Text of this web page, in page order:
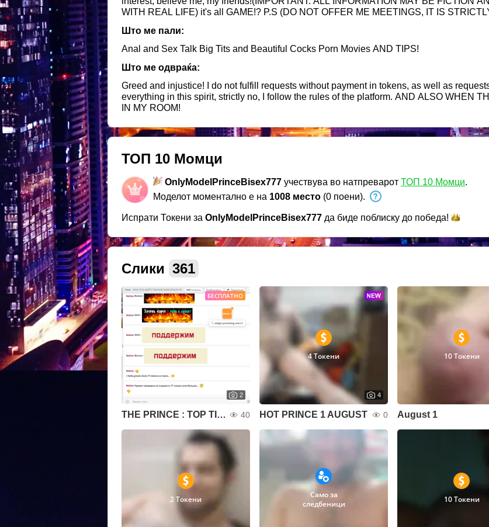
WITH REAL LIFE) it's all GAME!? P.S (DO NOT OFFER ME MEETINGS, IT IS
Што ме пали:
Anal and Sex Talk Big Tits and Beautiful Cocks Porn Movies AND TIPS!
Што ме одвраќа:
Greed and injustice! I do not fulfill requests without payment in tokens, as well as
everything in this spirit, strictly no, I follow the rules of the platform. AND ALSO WHEN
IN MY ROOM!
ТОП 10 Момци
OnlyModelPrinceBisex777 учествува во натпреварот ТОП 10 Момци.
Моделот моментално е на 1008 место (0 поени).
Испрати Токени за OnlyModelPrinceBisex777 да биде поблиску до победа!
Слики 361
БЕСПЛАТНО
2
THE PRINCE : TOP TIPPERS! WHO NEXT MAY BE YOU?! 40
4 Токени
4
HOT PRINCE 1 AUGUST 0
10 Токени
August 1
2 Токени
Само за
следбеници
10 Токени